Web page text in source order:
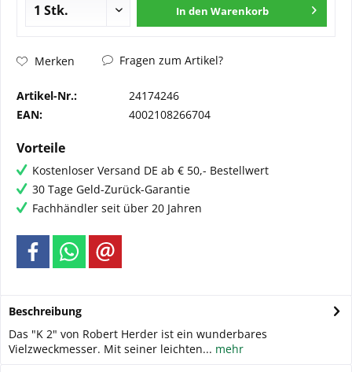
In den Warenkorb
Merken Fragen zum Artikel?
Artikel-Nr.:
24174246
EAN:
4002108266704
Vorteile
Kostenloser Versand DE ab € 50,- Bestellwert
30 Tage Geld-Zurück-Garantie
Fachhändler seit über 20 Jahren
Beschreibung
Das "K 2" von Robert Herder ist ein wunderbares
Vielzweckmesser. Mit seiner leichten... mehr